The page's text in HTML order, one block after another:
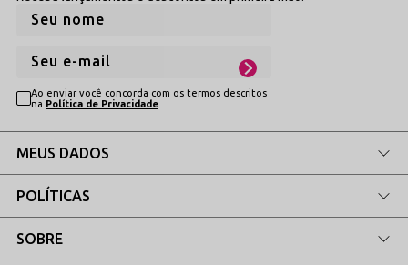
Elastano
Ao enviar você concorda com os termos descritos
na Política de Privacidade
MEUS DADOS
POLÍTICAS
SOBRE